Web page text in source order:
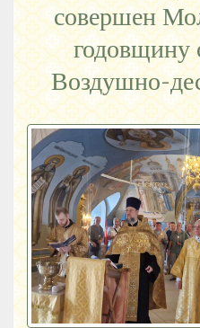
совершен
годовщину
Воздушно-